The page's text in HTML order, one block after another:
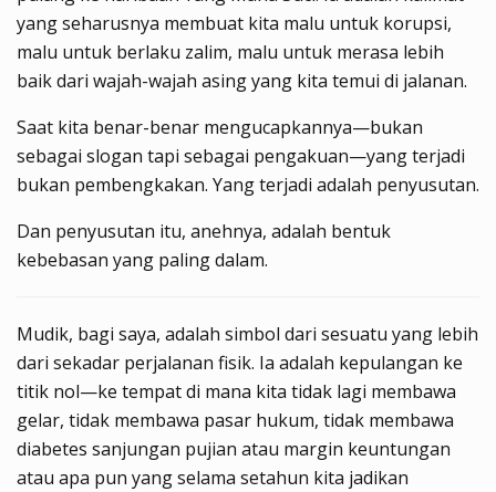
yang seharusnya membuat kita malu untuk korupsi,
malu untuk berlaku zalim, malu untuk merasa lebih
baik dari wajah-wajah asing yang kita temui di jalanan.
Saat kita benar-benar mengucapkannya—bukan
sebagai slogan tapi sebagai pengakuan—yang terjadi
bukan pembengkakan. Yang terjadi adalah penyusutan.
Dan penyusutan itu, anehnya, adalah bentuk
kebebasan yang paling dalam.
Mudik, bagi saya, adalah simbol dari sesuatu yang lebih
dari sekadar perjalanan fisik. Ia adalah kepulangan ke
titik nol—ke tempat di mana kita tidak lagi membawa
gelar, tidak membawa pasar hukum, tidak membawa
diabetes sanjungan pujian atau margin keuntungan
atau apa pun yang selama setahun kita jadikan